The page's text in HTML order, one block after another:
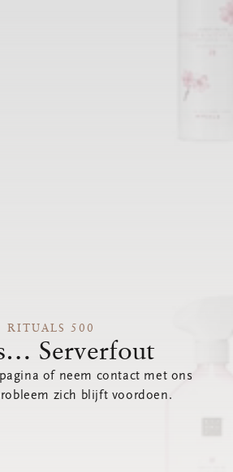
RITUALS 500
Serverfout
of neem contact met ons
zich blijft voordoen.